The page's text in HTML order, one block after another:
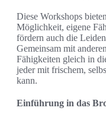
Diese Workshops
Möglichkeit, eigene
fördern auch die
Gemeinsam mit
Fähigkeiten gleich in
jeder mit frischem,
kann.
Einführung in das